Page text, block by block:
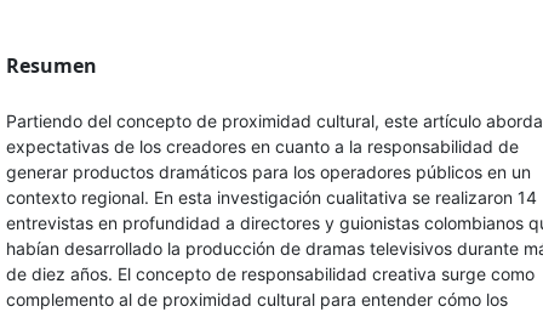
Resumen
Partiendo del concepto de proximidad cultural, este artículo
expectativas de los creadores en cuanto a la responsabilidad de
generar productos dramáticos para los operadores públicos en un
contexto regional. En esta investigación cualitativa se realizaron 14
entrevistas en profundidad a directores y guionistas colombianos
habían desarrollado la producción de dramas televisivos durante
de diez años. El concepto de responsabilidad creativa surge como
complemento al de proximidad cultural para entender cómo los